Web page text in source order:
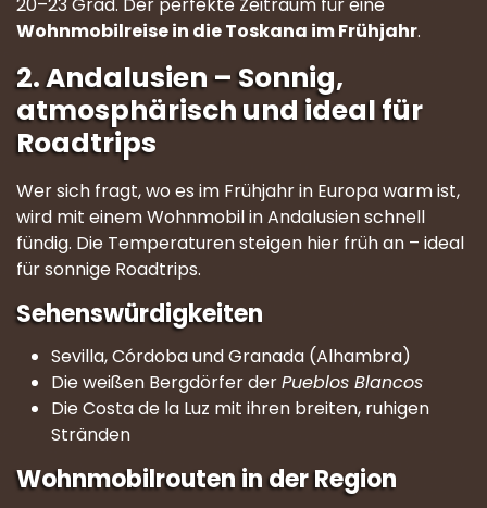
Wohnmobilreise in die Toskana im Frühjahr.
2. Andalusien – Sonnig,
atmosphärisch und ideal für
Roadtrips
Wer sich fragt, wo es im Frühjahr in Europa warm ist,
wird mit einem Wohnmobil in Andalusien schnell
fündig. Die Temperaturen steigen hier früh an – ideal
für sonnige Roadtrips.
Sehenswürdigkeiten
Sevilla, Córdoba und Granada (Alhambra)
Die weißen Bergdörfer derPueblos Blancos
Die Costa de la Luz mit ihren breiten, ruhigen
Stränden
Wohnmobilrouten in der Region